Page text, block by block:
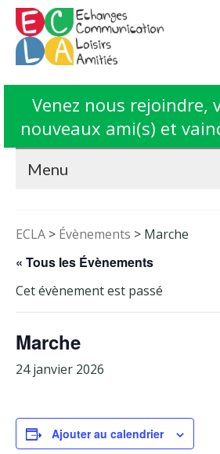
Venez nous rejoindre,
nouveaux ami(s) et
Menu
L’Association ECLA
Contact
Facebook
ECLA > Évènements > Marche
« Tous les Évènements
Cet évènement est passé
Marche
24 janvier 2026
Ajouter au calendrier